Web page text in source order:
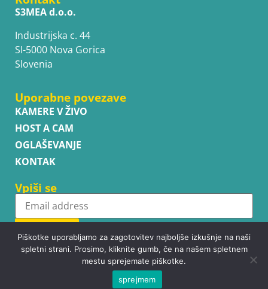
S3MEA d.o.o.
Industrijska c. 44
SI-5000 Nova Gorica
Slovenia
Uporabne povezave
KAMERE V ŽIVO
HOST A CAM
OGLAŠEVANJE
KONTAK
Vpiši se
Subscribe
Copyright © WhatsupCams 2016 - 2026. All right reserved.
Piškotke uporabljamo za zagotovitev najboljše izkušnje na naši
spletni strani. Prosimo, kliknite gumb, če na našem spletnem
mestu sprejemate piškotke.
sprejmem